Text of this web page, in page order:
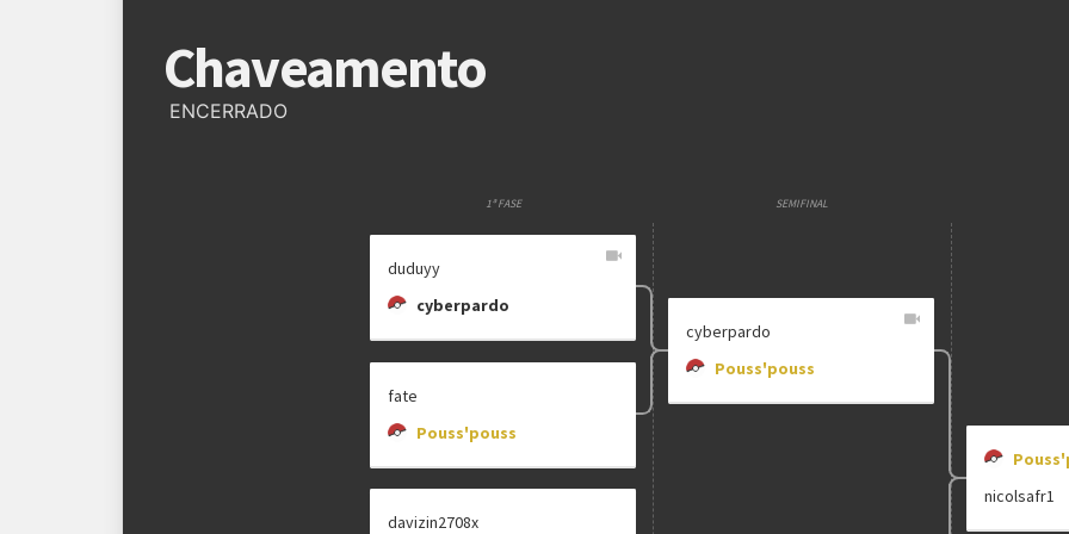
Plataforma Pokémon Showdown
Formato
Melhor de 3 (BO3)
clicando aqui
Chaveamento
ENCERRADO
1ª FASE
duduyy
cyberpardo
fate
Pouss'pouss
davizin2708x
SEMIFINAL
cyberpardo
Pouss'pouss
nicolsafr1